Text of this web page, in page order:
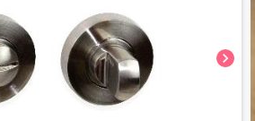
chevron_right